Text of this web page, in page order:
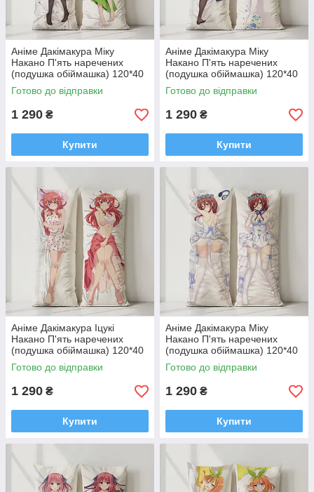
Аніме Дакімакура Міку
Накано П'ять наречених
(подушка обіймашка) 120*40
см
Готово до відправки
1 290 ₴
Купити
Аніме Дакімакура Міку
Накано П'ять наречених
(подушка обіймашка) 120*40
см
Готово до відправки
1 290 ₴
Купити
Аніме Дакімакура Іцукі
Накано П'ять наречених
(подушка обіймашка) 120*40
см
Готово до відправки
1 290 ₴
Купити
Аніме Дакімакура Міку
Накано П'ять наречених
(подушка обіймашка) 120*40
см
Готово до відправки
1 290 ₴
Купити